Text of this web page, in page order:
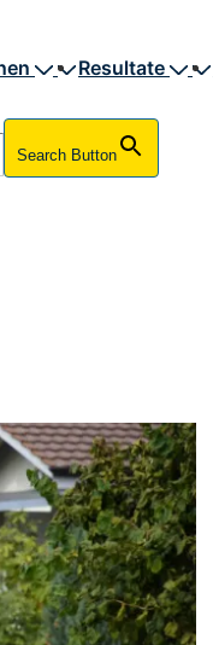
Resultate
Search Button